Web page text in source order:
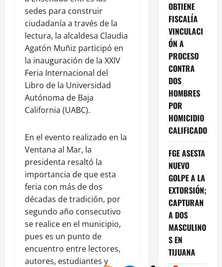
sedes para construir
ciudadanía a través de la
lectura, la alcaldesa Claudia
Agatón Muñiz participó en
la inauguración de la XXIV
Feria Internacional del
Libro de la Universidad
Autónoma de Baja
California (UABC).
En el evento realizado en la
Ventana al Mar, la
presidenta resaltó la
importancia de que esta
feria con más de dos
décadas de tradición, por
segundo año consecutivo
se realice en el municipio,
pues es un punto de
encuentro entre lectores,
autores, estudiantes y
OBTIENE
FISCALÍA
VINCULACI
ÓN A
PROCESO
CONTRA
DOS
HOMBRES
POR
HOMICIDIO
CALIFICADO
FGE ASESTA
NUEVO
GOLPE A LA
EXTORSIÓN;
CAPTURAN
A DOS
MASCULINO
S EN
TIJUANA